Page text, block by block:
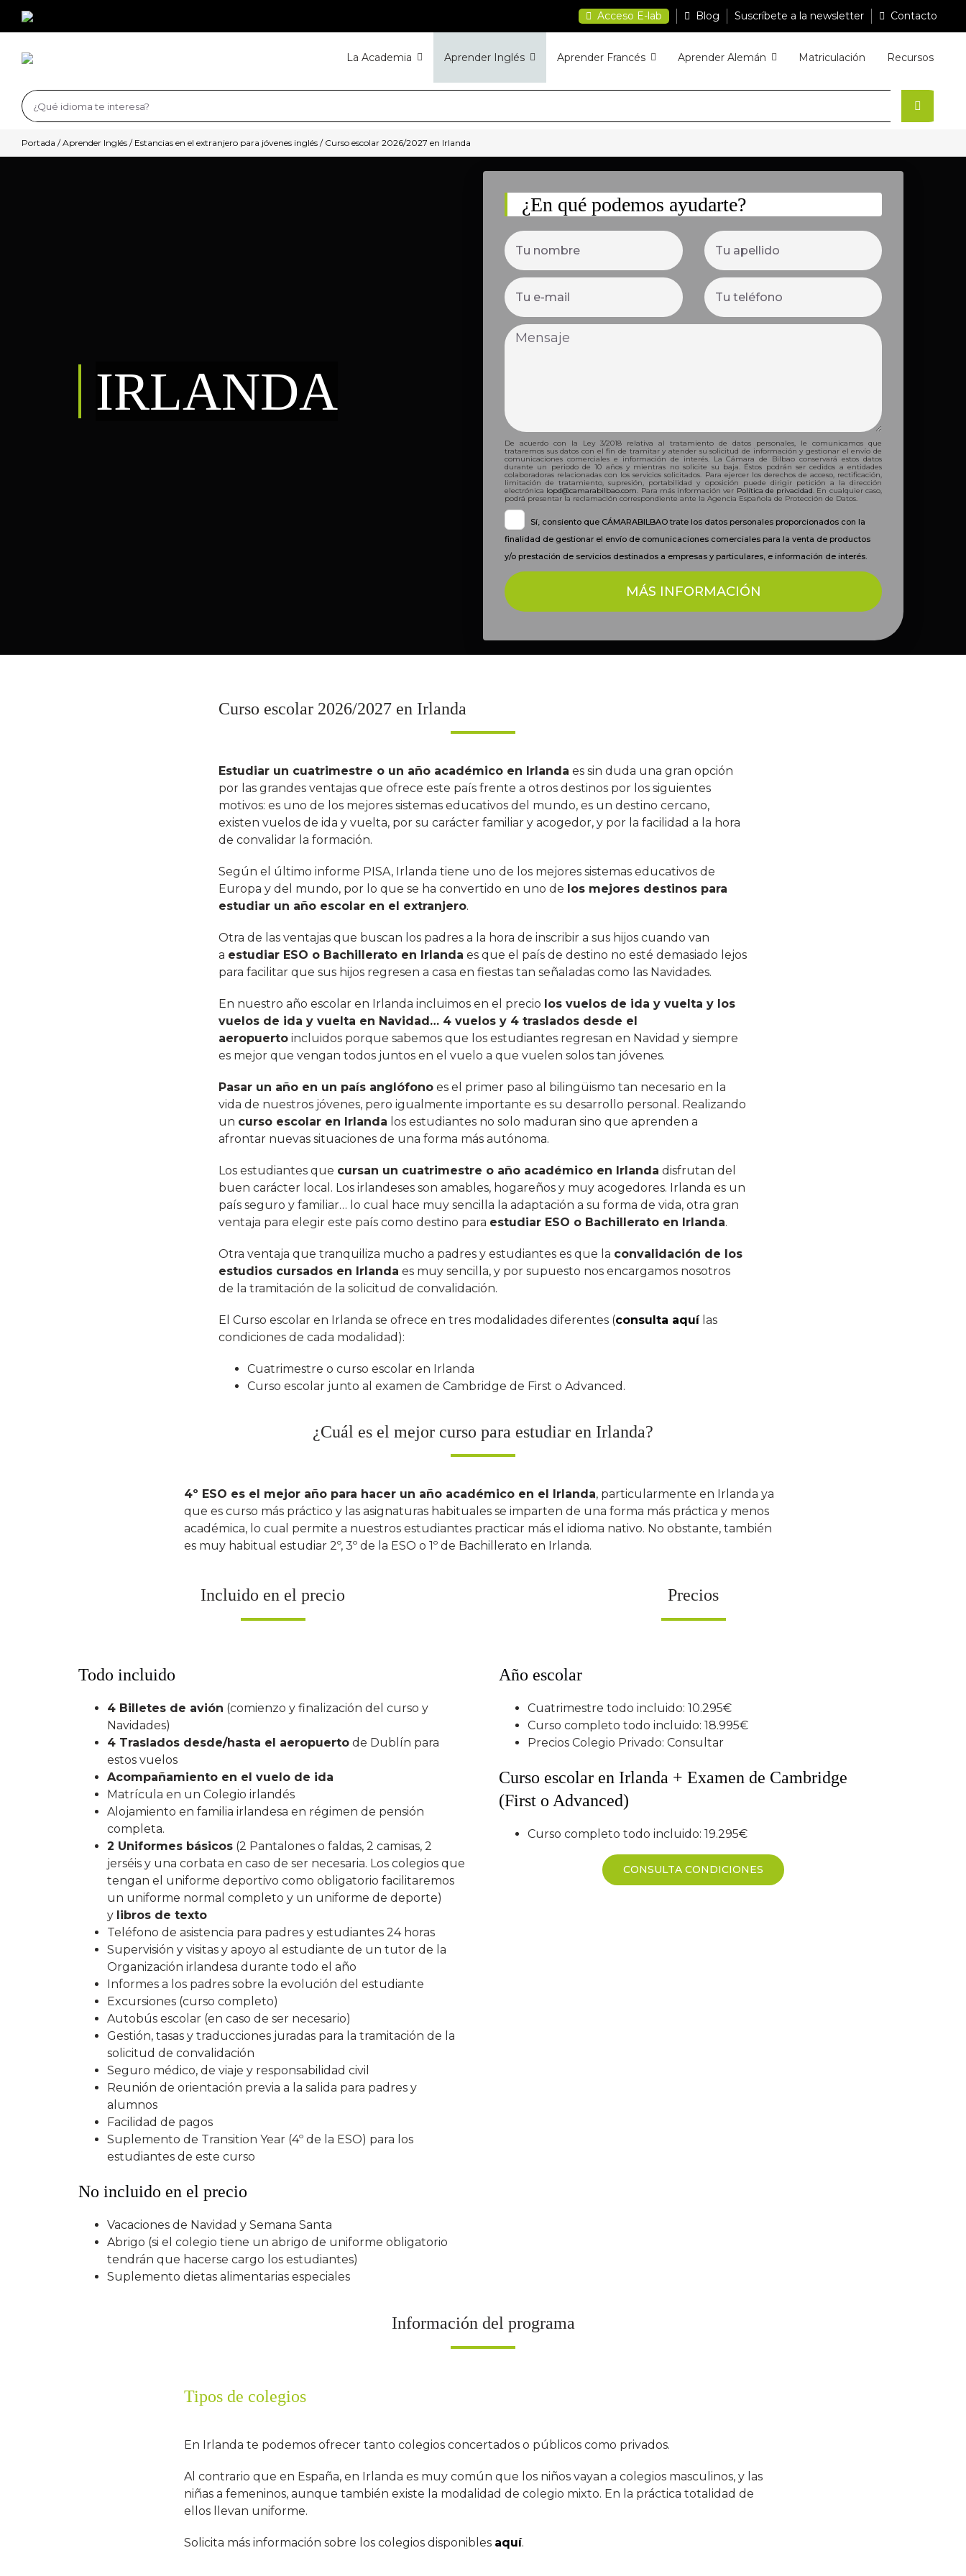
Saltar
Acceso E-lab Blog Suscríbete a la newsletter Contacto
La Academia Aprender Inglés Aprender Francés Aprender Alemán Matriculación Recursos
Buscar:
Portada /Aprender Inglés/ Estancias en el extranjero para jóvenes inglés/ Curso escolar 2026/2027 en Irlanda
IRLANDA
¿En qué podemos ayudarte?
De acuerdo con la Ley 3/2018 relativa al tratamiento de datos personales, le comunicamos que
trataremos sus datos con el fin de tramitar y atender su solicitud de información y gestionar el envío de
comunicaciones comerciales e información de interés. La Cámara de Bilbao conservará estos datos
durante un periodo de 10 años y mientras no solicite su baja. Éstos podrán ser cedidos a entidades
colaboradoras relacionadas con los servicios solicitados. Para ejercer los derechos de acceso, rectificación,
limitación de tratamiento, supresión, portabilidad y oposición puede dirigir petición a la dirección
electrónica lopd@camarabilbao.com. Para más información ver Política de privacidad. En cualquier caso,
podrá presentar la reclamación correspondiente ante la Agencia Española de Protección de Datos.
Sí, consiento que CÁMARABILBAO trate los datos personales proporcionados con la
finalidad de gestionar el envío de comunicaciones comerciales para la venta de productos
y/o prestación de servicios destinados a empresas y particulares, e información de interés.
Curso escolar 2026/2027 en Irlanda
Estudiar un cuatrimestre o un año académico en Irlanda es sin duda una gran opción
por las grandes ventajas que ofrece este país frente a otros destinos por los siguientes
motivos: es uno de los mejores sistemas educativos del mundo, es un destino cercano,
existen vuelos de ida y vuelta, por su carácter familiar y acogedor, y por la facilidad a la hora
de convalidar la formación.
Según el último informe PISA, Irlanda tiene uno de los mejores sistemas educativos de
Europa y del mundo, por lo que se ha convertido en uno de los mejores destinos para
estudiar un año escolar en el extranjero.
Otra de las ventajas que buscan los padres a la hora de inscribir a sus hijos cuando van
a estudiar ESO o Bachillerato en Irlanda es que el país de destino no esté demasiado lejos
para facilitar que sus hijos regresen a casa en fiestas tan señaladas como las Navidades.
En nuestro año escolar en Irlanda incluimos en el precio los vuelos de ida y vuelta y los
vuelos de ida y vuelta en Navidad… 4 vuelos y 4 traslados desde el
aeropuerto incluidos porque sabemos que los estudiantes regresan en Navidad y siempre
es mejor que vengan todos juntos en el vuelo a que vuelen solos tan jóvenes.
Pasar un año en un país anglófono es el primer paso al bilingüismo tan necesario en la
vida de nuestros jóvenes, pero igualmente importante es su desarrollo personal. Realizando
un curso escolar en Irlanda los estudiantes no solo maduran sino que aprenden a
afrontar nuevas situaciones de una forma más autónoma.
Los estudiantes que cursan un cuatrimestre o año académico en Irlanda disfrutan del
buen carácter local. Los irlandeses son amables, hogareños y muy acogedores. Irlanda es un
país seguro y familiar… lo cual hace muy sencilla la adaptación a su forma de vida, otra gran
ventaja para elegir este país como destino para estudiar ESO o Bachillerato en Irlanda.
Otra ventaja que tranquiliza mucho a padres y estudiantes es que la convalidación de los
estudios cursados en Irlanda es muy sencilla, y por supuesto nos encargamos nosotros
de la tramitación de la solicitud de convalidación.
El Curso escolar en Irlanda se ofrece en tres modalidades diferentes (consulta aquílas
condiciones de cada modalidad):
Cuatrimestre o curso escolar en Irlanda
Curso escolar junto al examen de Cambridge de First o Advanced.
¿Cuál es el mejor curso para estudiar en Irlanda?
4º ESO es el mejor año para hacer un año académico en el Irlanda, particularmente en Irlanda ya
que es curso más práctico y las asignaturas habituales se imparten de una forma más práctica y menos
académica, lo cual permite a nuestros estudiantes practicar más el idioma nativo. No obstante, también
es muy habitual estudiar 2º, 3º de la ESO o 1º de Bachillerato en Irlanda.
Incluido en el precio
Todo incluido
4 Billetes de avión (comienzo y finalización del curso y
Navidades)
4 Traslados desde/hasta el aeropuerto de Dublín para
estos vuelos
Acompañamiento en el vuelo de ida
Matrícula en un Colegio irlandés
Alojamiento en familia irlandesa en régimen de pensión
completa.
2 Uniformes básicos (2 Pantalones o faldas, 2 camisas, 2
jerséis y una corbata en caso de ser necesaria. Los colegios que
tengan el uniforme deportivo como obligatorio facilitaremos
un uniforme normal completo y un uniforme de deporte)
y libros de texto
Teléfono de asistencia para padres y estudiantes 24 horas
Supervisión y visitas y apoyo al estudiante de un tutor de la
Organización irlandesa durante todo el año
Informes a los padres sobre la evolución del estudiante
Excursiones (curso completo)
Autobús escolar (en caso de ser necesario)
Gestión, tasas y traducciones juradas para la tramitación de la
solicitud de convalidación
Seguro médico, de viaje y responsabilidad civil
Reunión de orientación previa a la salida para padres y
alumnos
Facilidad de pagos
Suplemento de Transition Year (4º de la ESO) para los
estudiantes de este curso
No incluido en el precio
Vacaciones de Navidad y Semana Santa
Abrigo (si el colegio tiene un abrigo de uniforme obligatorio
tendrán que hacerse cargo los estudiantes)
Suplemento dietas alimentarias especiales
Precios
Año escolar
Cuatrimestre todo incluido: 10.295€
Curso completo todo incluido: 18.995€
Precios Colegio Privado: Consultar
Curso escolar en Irlanda + Examen de Cambridge
(First o Advanced)
Curso completo todo incluido: 19.295€
CONSULTA CONDICIONES
Información del programa
Tipos de colegios
En Irlanda te podemos ofrecer tanto colegios concertados o públicos como privados.
Al contrario que en España, en Irlanda es muy común que los niños vayan a colegios masculinos, y las
niñas a femeninos, aunque también existe la modalidad de colegio mixto. En la práctica totalidad de
ellos llevan uniforme.
Solicita más información sobre los colegios disponibles aquí.